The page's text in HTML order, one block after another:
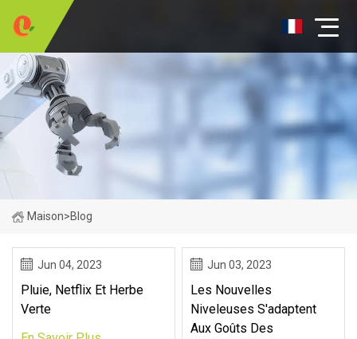
Maison>Blog
Jun 04, 2023
Pluie, Netflix Et Herbe
Verte
Jun 03, 2023
Les Nouvelles
Niveleuses S'adaptent
Aux Goûts Des